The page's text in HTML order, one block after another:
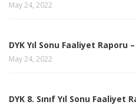
May 24, 2022
DYK Yıl Sonu Faaliyet Raporu –
May 24, 2022
DYK 8. Sınıf Yıl Sonu Faaliyet